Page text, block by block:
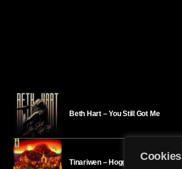
Cookies
Beth Hart – You Still Got Me
Tinariwen – Hoggar